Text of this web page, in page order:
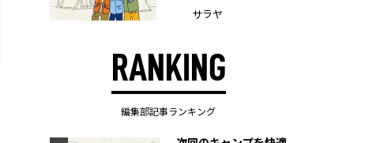
サラヤ
RANKING
編集部記事ランキング